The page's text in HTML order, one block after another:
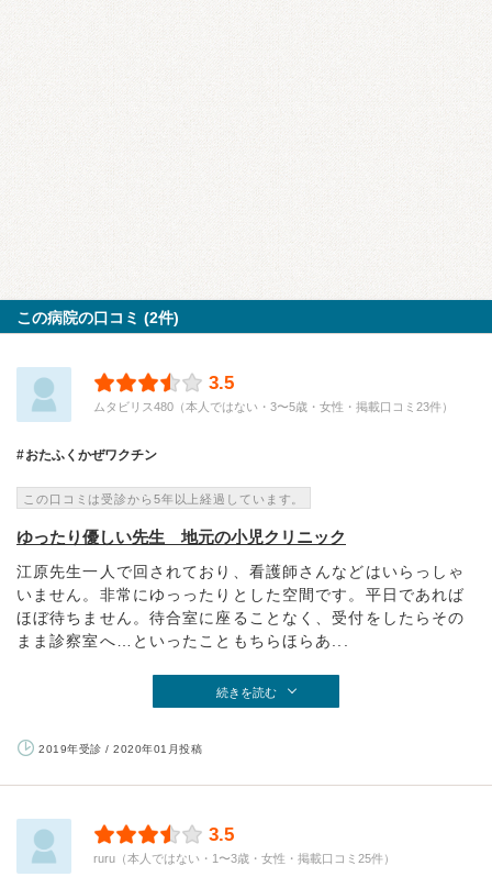
この病院の口コミ (2件)
3.5
ムタビリス480（本人ではない・3〜5歳・女性・掲載口コミ23件）
おたふくかぜワクチン
この口コミは受診から5年以上経過しています。
ゆったり優しい先生 地元の小児クリニック
江原先生一人で回されており、看護師さんなどはいらっしゃ
いません。非常にゆっったりとした空間です。平日であれば
ほぼ待ちません。待合室に座ることなく、受付をしたらその
まま診察室へ…といったこともちらほらあ...
続きを読む
2019年受診 / 2020年01月投稿
3.5
ruru（本人ではない・1〜3歳・女性・掲載口コミ25件）